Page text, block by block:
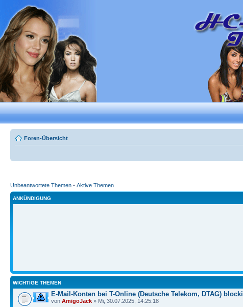
Foren-Übersicht
Unbeantwortete Themen • Aktive Themen
ANKÜNDIGUNG
WICHTIGE THEMEN
E-Mail-Konten bei T-Online (Deutsche Telekom, DTAG)
von AmigoJack » Mi, 30.07.2025, 14:25:18